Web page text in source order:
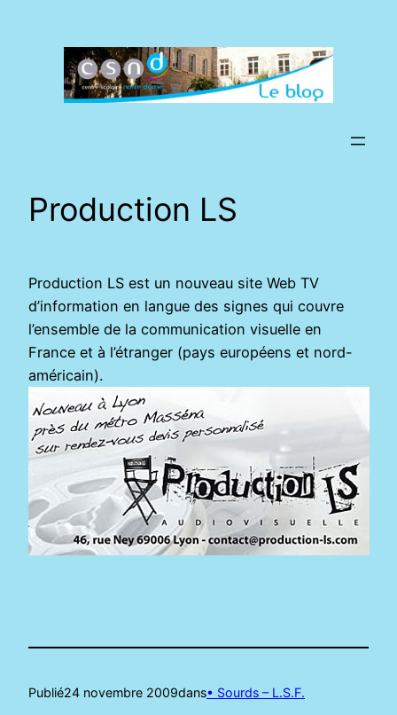
Production LS
Production LS est un nouveau site Web TV
d’information en langue des signes qui couvre
l’ensemble de la communication visuelle en
France et à l’étranger (pays européens et nord-
américain).
Publié24 novembre 2009dans• Sourds – L.S.F.